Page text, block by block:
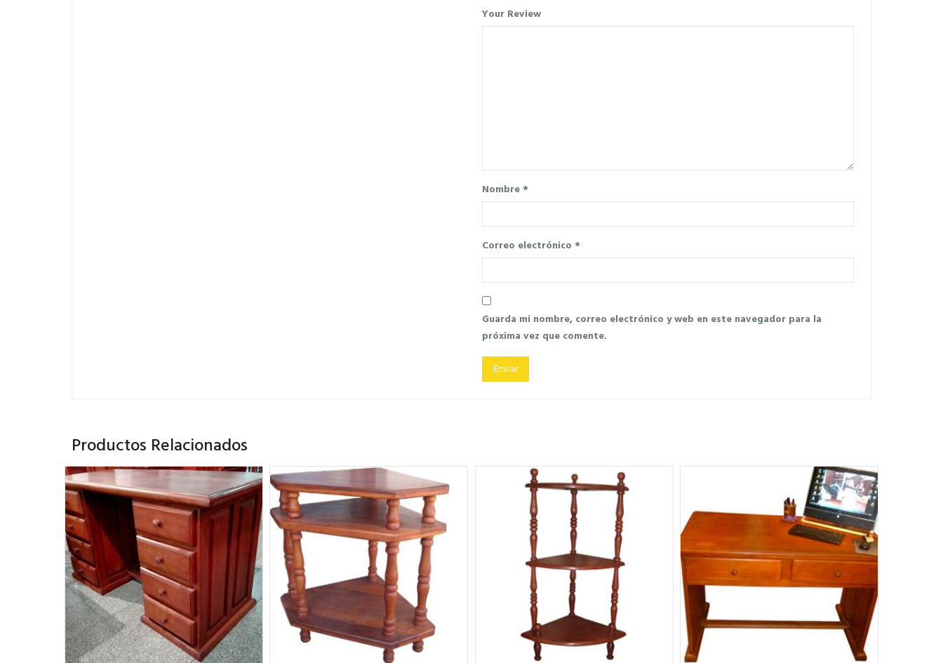
Your Review
Nombre*
Correo electrónico *
Guarda mi nombre, correo electrónico y web en este navegador para la
próxima vez que comente.
Productos Relacionados